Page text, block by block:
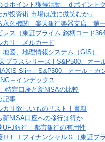
ｄポイント獲得活動 ｄポイント
投資術 市場は誰に微笑むか」
永久機関｜楽天銀行楽器支店、第
ス（東証プライム 銘柄コード
カリ メルカード
図、地理情報システム（GIS）
プラスシリーズ｜S&P500、オー
Slim｜S&P500、オール・カ
＋インデックス
特定口座と新NISAの比較
記事
カリ欲しいものリスト｜書籍
新NISA口座への移行は得か
UFJ銀行｜都市銀行の有用性
ＵＦＪフィナンシャルＧ（東証プ